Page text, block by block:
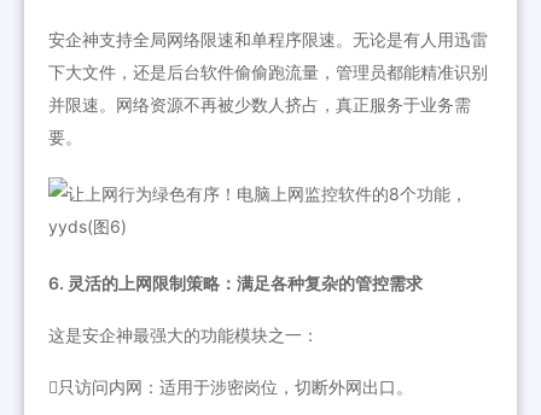
安企神支持全局网络限速和单程序限速。无论是有人用迅雷
下大文件，还是后台软件偷偷跑流量，管理员都能精准识别
并限速。网络资源不再被少数人挤占，真正服务于业务需
要。
6. 灵活的上网限制策略：满足各种复杂的管控需求
这是安企神最强大的功能模块之一：
只访问内网：适用于涉密岗位，切断外网出口。